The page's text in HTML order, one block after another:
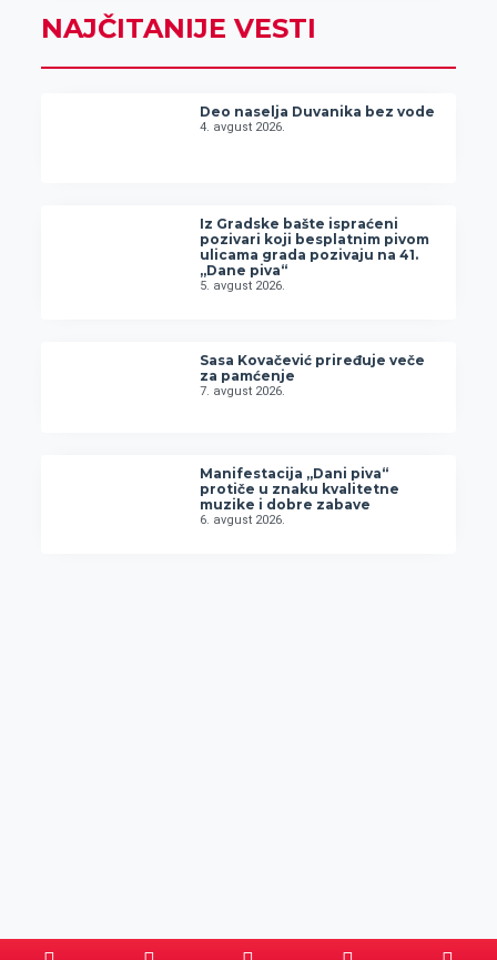
NAJČITANIJE VESTI
Deo naselja Duvanika bez vode
4. avgust 2026.
Iz Gradske bašte ispraćeni
pozivari koji besplatnim pivom
ulicama grada pozivaju na 41.
„Dane piva“
5. avgust 2026.
Sasa Kovačević priređuje veče
za pamćenje
7. avgust 2026.
Manifestacija „Dani piva“
protiče u znaku kvalitetne
muzike i dobre zabave
6. avgust 2026.